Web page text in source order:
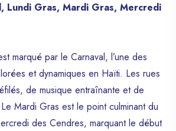
Lundi Gras, Mardi Gras, Mercredi
marqué par le Carnaval, l’une des
et dynamiques en Haïti. Les rues
de musique entraînante et de
Mardi Gras est le point culminant du
des Cendres, marquant le début